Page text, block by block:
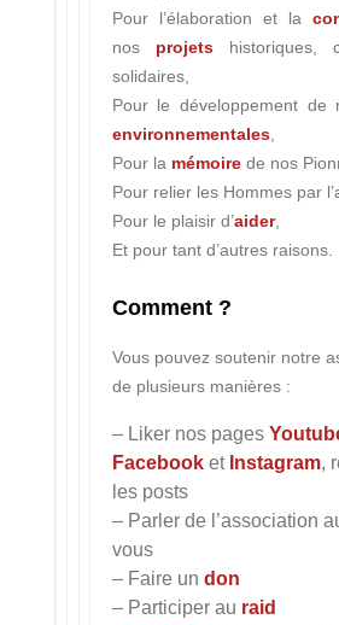
Pour l’élaboration et la
nos projetshistoriques,
solidaires,
Pour le développement de
environnementales,
Pour la mémoirede nos
Pour relier les Hommes par
Pour le plaisir d’aider,
Et pour tant d’autres raisons.
Comment ?
Vous pouvez soutenir notre
de plusieurs manières :
– Liker nos pages
Facebooket Instagram,
les posts
– Parler de l’association
vous
– Faire un don
– Participer au raid